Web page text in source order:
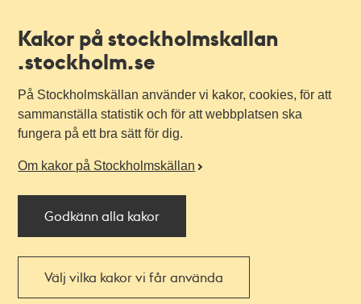
Kakor på stockholmskallan
.stockholm.se
På Stockholmskällan använder vi kakor, cookies, för att
sammanställa statistik och för att webbplatsen ska
fungera på ett bra sätt för dig.
Om kakor på Stockholmskällan
Godkänn alla kakor
Välj vilka kakor vi får använda